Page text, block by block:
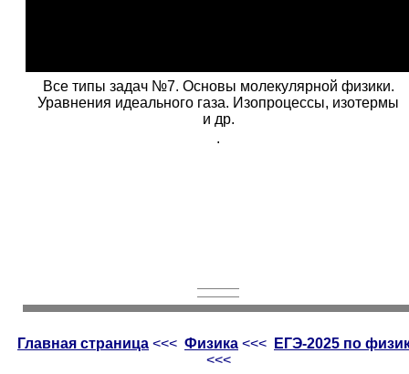
Все типы задач №7. Основы молекулярной физики.
Уравнения идеального газа. Изопроцессы, изотермы
и др.
.
Главная страница <<< Физика <<<
ЕГЭ-2025 по
<<<